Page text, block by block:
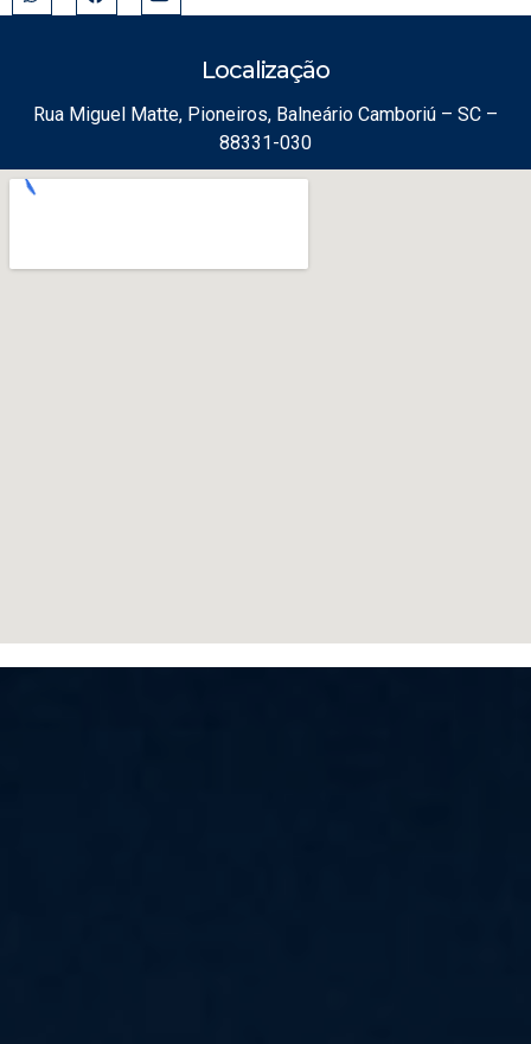
Localização
Rua Miguel Matte, Pioneiros, Balneário Camboriú – SC –
88331-030